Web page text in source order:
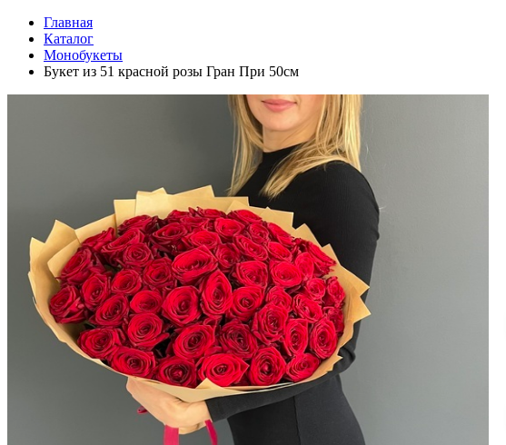
Главная
Каталог
Монобукеты
Букет из 51 красной розы Гран При 50см